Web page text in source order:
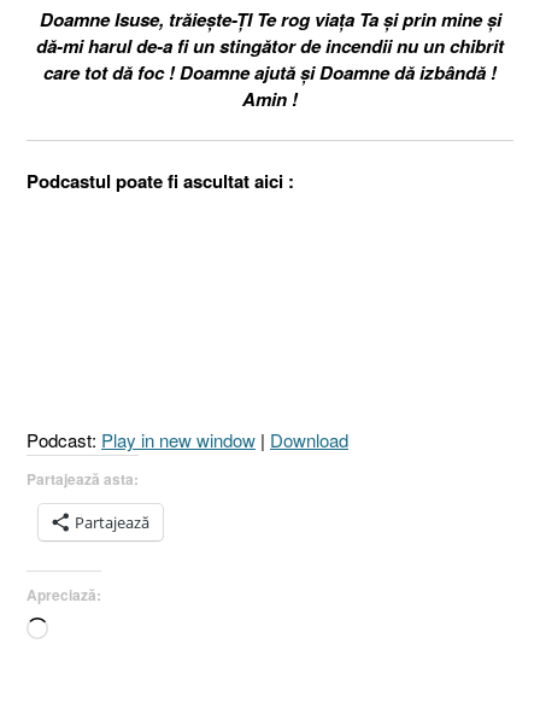
Doamne Isuse, trăiește-ȚI Te rog viața Ta și prin mine și
dă-mi harul de-a fi un stingător de incendii nu un chibrit
care tot dă foc ! Doamne ajută și Doamne dă izbândă !
Amin !
Podcastul poate fi ascultat aici :
Podcast: Play in new window | Download
Partajează asta:
Partajează
Apreciază:
Încarc...